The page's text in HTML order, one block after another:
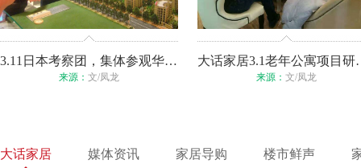
3.11日本考察团，集体参观华润考拉项目！
来源： 文/凤龙
大话家居
来源： 文/凤龙
大话家居 媒体资讯 家居导购 楼市鲜声